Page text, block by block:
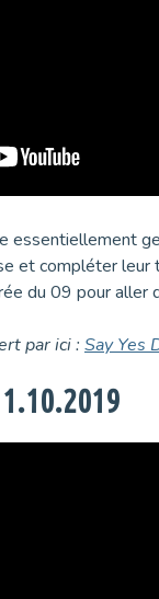
essentiellement
et compléter leur
du 09 pour
par ici : Say Yes